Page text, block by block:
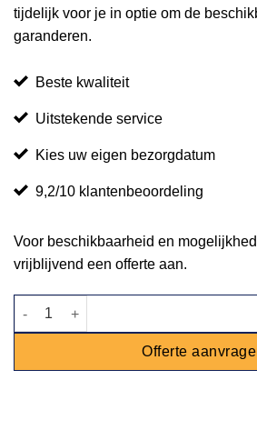
tijdelijk voor je in optie om de
garanderen.
Beste kwaliteit
Uitstekende service
Kies uw eigen bezorgdatum
9,2/10 klantenbeoordeling
Voor beschikbaarheid en
vrijblijvend een offerte aan.
Statafel steigerhout 80x80cm aantal
Offerte